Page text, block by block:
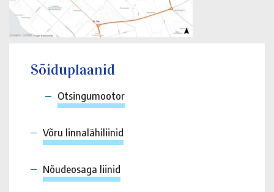
Sõiduplaanid
Otsingumootor
Võru linnalähiliinid
Nõudeosaga liinid